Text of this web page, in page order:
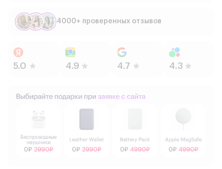
4000+ проверенных отзывов